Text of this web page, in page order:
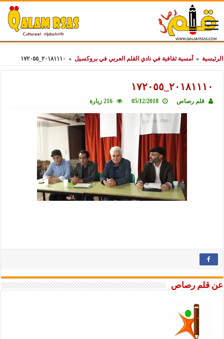
الرئيسية » أمسية ثقافية في نادي القلم العربي في بروكسيل » ٢٠١٨١١١٠_١٧٢٠٥٥
٢٠١٨١١١٠_١٧٢٠٥٥
قلم رصاص 05/12/2018 216 زيارة
عن قلم رصاص